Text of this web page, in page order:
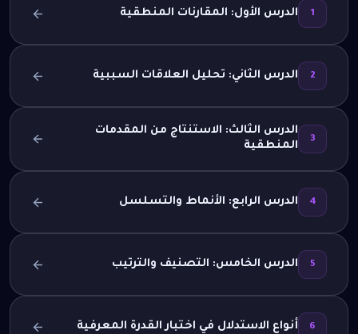
1 الدرس الأول: المقارنات المنطقية
2 الدرس الثاني: تحليل العلاقات السببية
3
الدرس الثالث: الاستنتاج من المقدمات
المنطقية
4 الدرس الرابع: الأنماط والتسلسل
5 الدرس الخامس: التصنيف والترتيب
6 أنواع الاستدلال في اختبار القدرة المعرفية